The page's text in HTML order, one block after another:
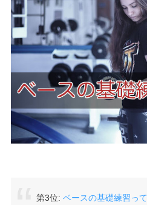
第3位: ベースの基礎練習っ